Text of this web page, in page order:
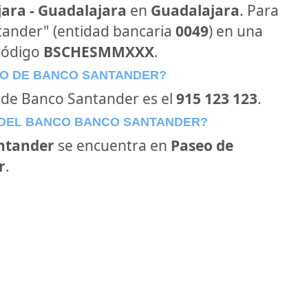
- Guadalajara en Guadalajara. Para
(entidad bancaria 0049) en una
BSCHESMMXXX.
DE BANCO SANTANDER?
Banco Santander es el 915 123 123.
BANCO BANCO SANTANDER?
se encuentra en Paseo de
.